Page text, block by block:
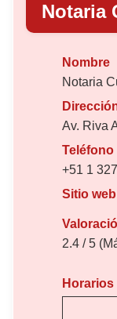
Notaria
Nombre
Notaria
Av. Riva
Teléfono
+51 1
Sitio web
2.4 / 5
Horarios